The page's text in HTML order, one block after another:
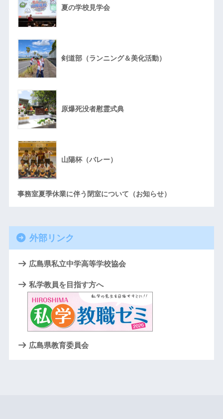
夏の学校見学会
剣道部（ランニング＆美化活動）
原爆死没者慰霊式典
山陽杯（バレー）
事務室夏季休業に伴う閉室について（お知らせ）
外部リンク
広島県私立中学高等学校協会
私学教員を目指す方へ
広島県教育委員会